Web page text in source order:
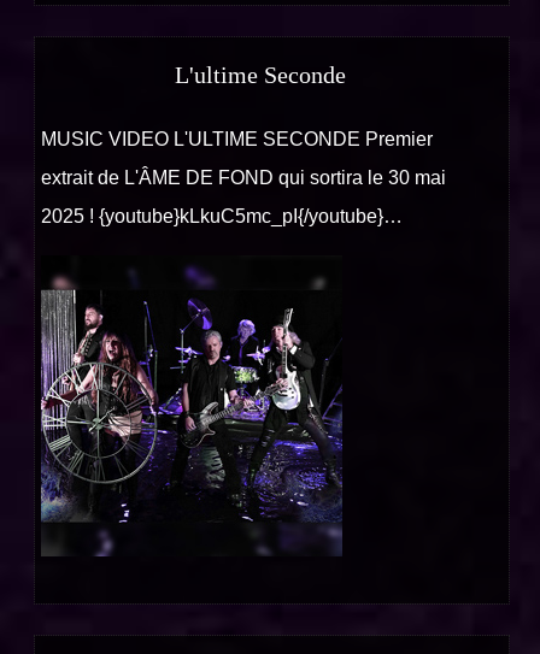
L'ultime Seconde
MUSIC VIDEO L'ULTIME SECONDE Premier
extrait de L'ÂME DE FOND qui sortira le 30 mai
2025 ! {youtube}kLkuC5mc_pI{/youtube}…